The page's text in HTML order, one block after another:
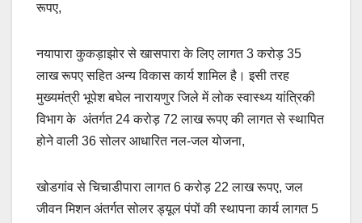
रूपए,
नयापारा कुकड़ाझोर से खासपारा के लिए लागत 3 करोड़ 35
लाख रूपए सहित अन्य विकास कार्य शामिल है। इसी तरह
मुख्यमंत्री भूपेश बघेल नारायणुर जिले में लोक स्वास्थ्य यांत्रिकी
विभाग के अंतर्गत 24 करोड़ 72 लाख रूपए की लागत से स्थापित
होने वाली 36 सोलर आधारित नल-जल योजना,
खोडगांव से चिचाडीपारा लागत 6 करोड़ 22 लाख रूपए, जल
जीवन मिशन अंतर्गत सोलर ड्यूल पंपों की स्थापना कार्य लागत 5